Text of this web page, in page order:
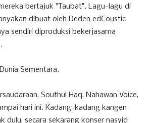
bertajuk "Taubat". Lagu-lagu di
dibuat oleh Deden edCoustic
sendiri diproduksi bekerjasama
Sementara.
Southul Haq, Nahawan Voice,
hari ini. Kadang-kadang kangen
dulu, secara sekarang konser nasyid